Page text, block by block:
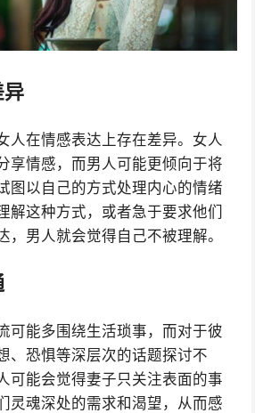
异
人在情感表达上存在差异。女人
享情感，而男人可能更倾向于将
图以自己的方式处理内心的情绪
解这种方式，或者急于要求他们
，男人就会觉得自己不被理解。
可能多围绕生活琐事，而对于彼
、恐惧等深层次的话题探讨不
可能会觉得妻子只关注表面的事
灵魂深处的需求和渴望，从而感